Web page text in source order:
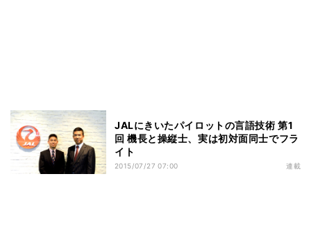
JALにきいたパイロットの言語技術 第1
回 機長と操縦士、実は初対面同士でフラ
イト
2015/07/27 07:00 連載